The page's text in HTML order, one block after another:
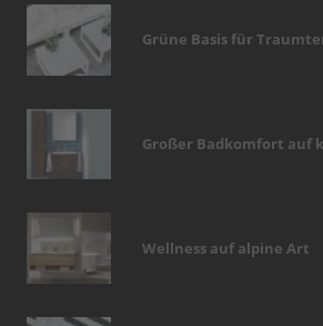
Grüne Basis für
Großer Badkomfort auf
Wellness auf alpine Art